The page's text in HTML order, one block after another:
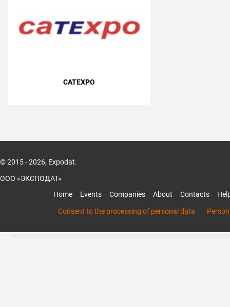
CATEXPO
© 2015 - 2026, Expodat.
ООО «ЭКСПОДАТ»
Home
Events Companies About Contacts
Consent to the processing of personal data